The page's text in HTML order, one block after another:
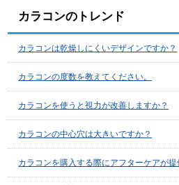
カラコンのトレンド
カラコンは乾燥しにくいデザインですか？
カラコンの度数を教えてください。
カラコンを使うと視力が改善しますか？
カラコンの中心穴は大きいですか？
カラコンを購入する際にアフターケアが提